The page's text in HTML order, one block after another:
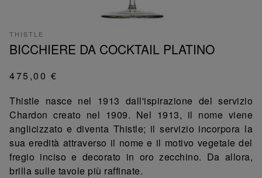
THISTLE
BICCHIERE DA COCKTAIL PLATINO
475,00 €
Thistle nasce nel 1913 dall'ispirazione del servizio
Chardon creato nel 1909. Nel 1913, il nome viene
anglicizzato e diventa Thistle; il servizio incorpora la
sua eredità attraverso il nome e il motivo vegetale del
fregio inciso e decorato in oro zecchino. Da allora,
brilla sulle tavole più raffinate.